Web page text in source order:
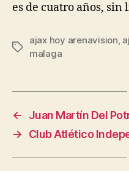
es de cuatro años,
Etiquetas
ajax hoy arenavision,
malaga
←
Juan Martín Del
→
Club Atlético